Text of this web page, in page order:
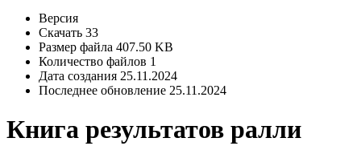
Версия
Скачать 33
Размер файла 407.50 KB
Количество файлов 1
Дата создания 25.11.2024
Последнее обновление 25.11.2024
Книга результатов ралли